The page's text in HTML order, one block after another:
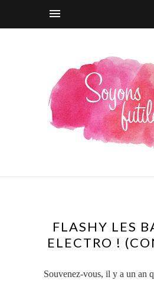
FLASHY LES
ELECTRO !
Souvenez-vous, il y a un an